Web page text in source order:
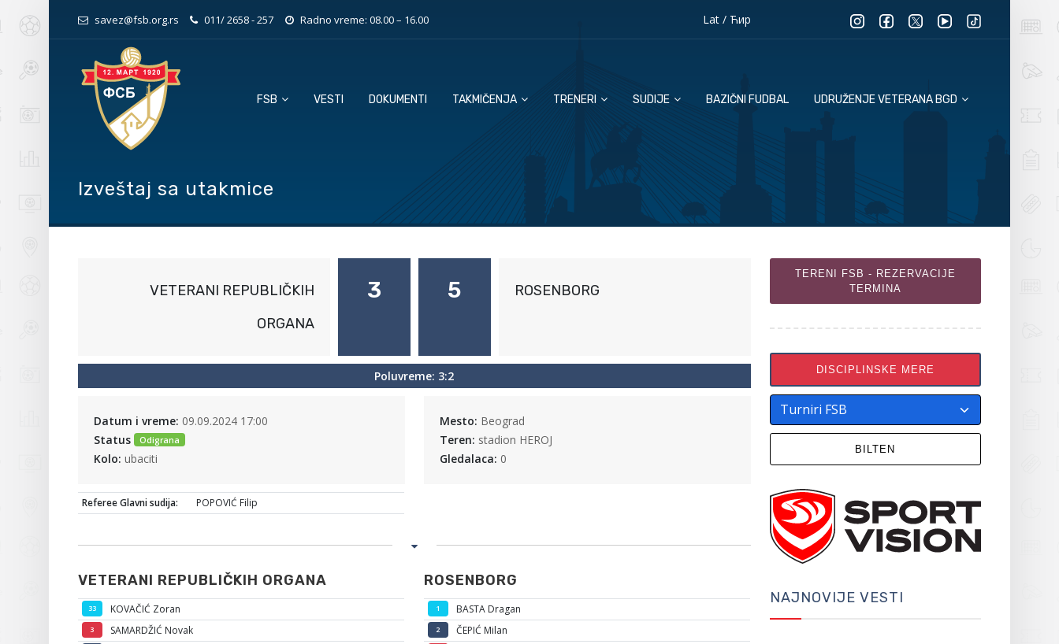
savez@fsb.org.rs 011/ 2658 - 257 Radno vreme: 08.00 – 16.00 Lat/ Ћир
FSB VESTI DOKUMENTI TAKMIČENJA TRENERI SUDIJE BAZIČNI FUDBAL UDRUŽENJE VETERANA BGD
Izveštaj sa utakmice
VETERANI REPUBLIČKIH
ORGANA
3 5 ROSENBORG
Poluvreme: 3:2
Datum i vreme: 09.09.2024 17:00
Status
Odigrana
Kolo: ubaciti
Mesto: Beograd
Teren: stadion HEROJ
Gledalaca: 0
Referee Glavni sudija: POPOVIĆ Filip
VETERANI REPUBLIČKIH ORGANA
33 KOVAČIĆ Zoran
3 SAMARDŽIĆ Novak
ROSENBORG
1 BASTA Dragan
2 ČEPIĆ Milan
TERENI FSB - REZERVACIJE
TERMINA
DISCIPLINSKE MERE
BILTEN
NAJNOVIJE VESTI